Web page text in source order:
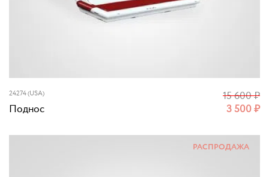
24274 (USA)
Поднос 3 500₽
15 600₽
РАСПРОДАЖА